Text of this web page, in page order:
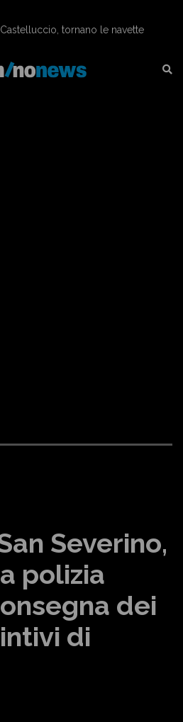
tornano le navette
Severino,
polizia
dei
di